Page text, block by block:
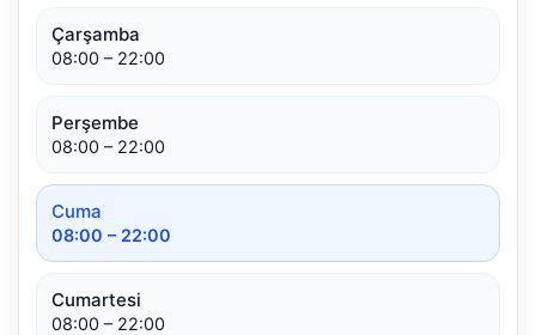
Çarşamba
08:00 – 22:00
Perşembe
08:00 – 22:00
Cuma
08:00 – 22:00
Cumartesi
08:00 – 22:00